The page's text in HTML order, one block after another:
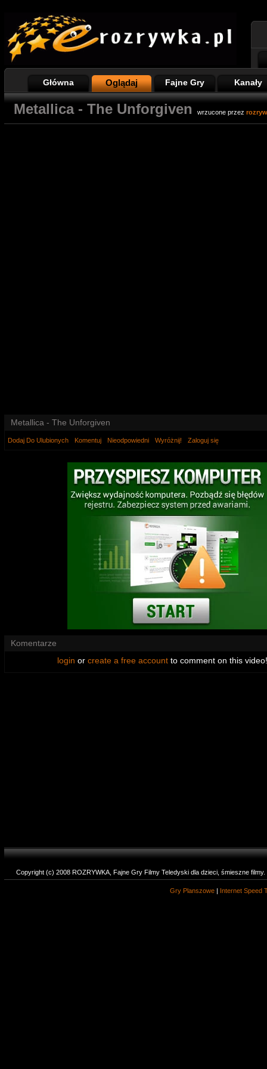
Główna Oglądaj Fajne Gry Kanały
Metallica - The Unforgiven wrzucone przez
Metallica - The Unforgiven
Dodaj Do Ulubionych Komentuj Nieodpowiedni Wyróżnij! Zaloguj się
Komentarze
login or create a free accountto comment on this video!
Copyright (c) 2008 ROZRYWKA, Fajne Gry Filmy Teledyski dla dzieci, śmieszne
Gry Planszowe | Internet Speed